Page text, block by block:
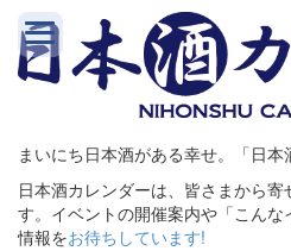
まいにち日本酒がある幸せ。「日本
日本酒カレンダーは、皆さまから
す。イベントの開催案内や「こん
情報をお待ちしています!